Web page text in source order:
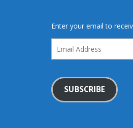
Enter your email to
Address
SUBSCRIBE